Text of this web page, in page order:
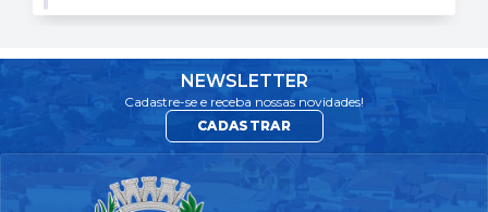
NEWSLETTER
Cadastre-se e receba nossas novidades!
CADASTRAR